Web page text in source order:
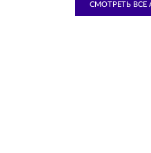
СМОТРЕТЬ